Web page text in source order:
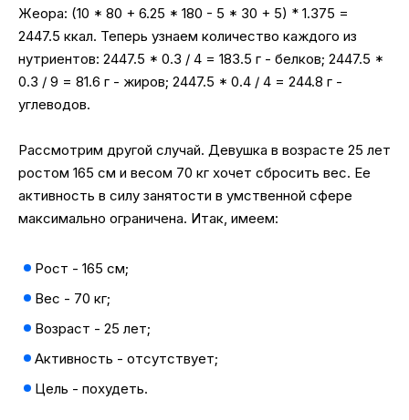
Жеора: (10 * 80 + 6.25 * 180 - 5 * 30 + 5) * 1.375 =
2447.5 ккал. Теперь узнаем количество каждого из
нутриентов: 2447.5 * 0.3 / 4 = 183.5 г - белков; 2447.5 *
0.3 / 9 = 81.6 г - жиров; 2447.5 * 0.4 / 4 = 244.8 г -
углеводов.
Рассмотрим другой случай. Девушка в возрасте 25 лет
ростом 165 см и весом 70 кг хочет сбросить вес. Ее
активность в силу занятости в умственной сфере
максимально ограничена. Итак, имеем:
Рост - 165 см;
Вес - 70 кг;
Возраст - 25 лет;
Активность - отсутствует;
Цель - похудеть.